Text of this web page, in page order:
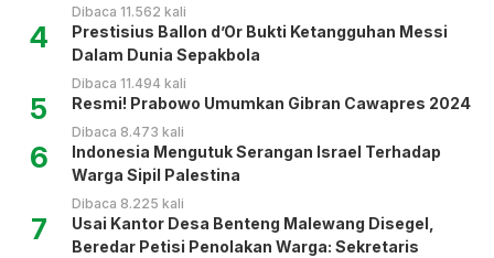
Dibaca 11.562 kali
4
Prestisius Ballon d’Or Bukti Ketangguhan Messi
Dalam Dunia Sepakbola
Dibaca 11.494 kali
5 Resmi! Prabowo Umumkan Gibran Cawapres 2024
Dibaca 8.473 kali
6
Indonesia Mengutuk Serangan Israel Terhadap
Warga Sipil Palestina
Dibaca 8.225 kali
7
Usai Kantor Desa Benteng Malewang Disegel,
Beredar Petisi Penolakan Warga: Sekretaris